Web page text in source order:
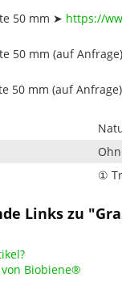
50 mm ➤ https://
50 mm (auf Anfrage)
50 mm (auf Anfrage)
①
Links zu
Biobiene®